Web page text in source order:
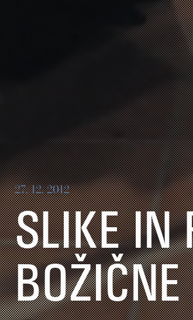
27. 12. 2012
SLIKE IN